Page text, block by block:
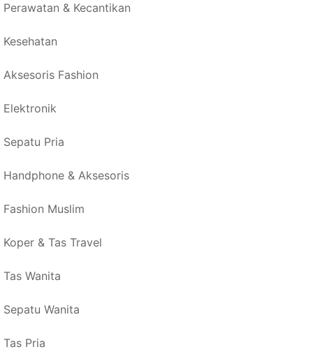
Perawatan & Kecantikan
Kesehatan
Aksesoris Fashion
Elektronik
Sepatu Pria
Handphone & Aksesoris
Fashion Muslim
Koper & Tas Travel
Tas Wanita
Sepatu Wanita
Tas Pria